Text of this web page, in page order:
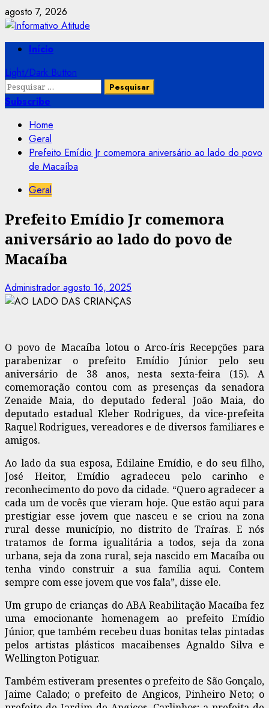
Skip
to
content
agosto 7, 2026
PrimaryInício
Light/Dark Button
Pesquisar
por:
Subscribe
Home
Geral
Prefeito Emídio Jr comemora aniversário ao lado do povo
de Macaíba
Geral
Prefeito Emídio Jr comemora
aniversário ao lado do povo de
Macaíba
Administrador agosto 16, 2025
O povo de Macaíba lotou o Arco-íris Recepções para
parabenizar o prefeito Emídio Júnior pelo seu
aniversário de 38 anos, nesta sexta-feira (15). A
comemoração contou com as presenças da senadora
Zenaide Maia, do deputado federal João Maia, do
deputado estadual Kleber Rodrigues, da vice-prefeita
Raquel Rodrigues, vereadores e de diversos familiares e
amigos.
Ao lado da sua esposa, Edilaine Emídio, e do seu filho,
José Heitor, Emídio agradeceu pelo carinho e
reconhecimento do povo da cidade. “Quero agradecer a
cada um de vocês que vieram hoje. Que estão aqui para
prestigiar esse jovem que nasceu e se criou na zona
rural desse município, no distrito de Traíras. E nós
tratamos de forma igualitária a todos, seja da zona
urbana, seja da zona rural, seja nascido em Macaíba ou
tenha vindo construir a sua família aqui. Contem
sempre com esse jovem que vos fala”, disse ele.
Um grupo de crianças do ABA Reabilitação Macaíba fez
uma emocionante homenagem ao prefeito Emídio
Júnior, que também recebeu duas bonitas telas pintadas
pelos artistas plásticos macaibenses Agnaldo Silva e
Wellington Potiguar.
Também estiveram presentes o prefeito de São Gonçalo,
Jaime Calado; o prefeito de Angicos, Pinheiro Neto; o